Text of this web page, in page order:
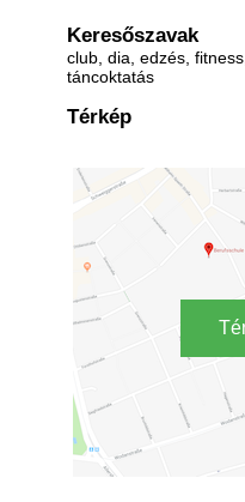
Keresőszavak
club, dia, edzés,
táncoktatás
Térkép